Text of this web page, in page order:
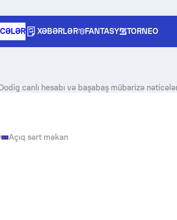
XƏBƏRLƏR FANTASY TORNEO
canlı hesabı və başabaş mübarizə
Açıq sərt məkan